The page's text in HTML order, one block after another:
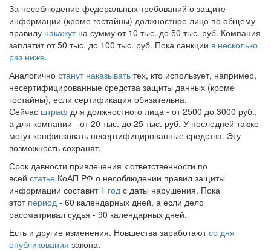
За несоблюдение федеральных требований о защите
информации (кроме гостайны) должностное лицо по общему
правилу накажутна сумму от 10 тыс. до 50 тыс. руб. Компания
заплатит от 50 тыс. до 100 тыс. руб. Пока санкции в несколько
раз ниже.
Аналогично станут наказывать тех, кто использует, например,
несертифицированные средства защиты данных (кроме
гостайны), если сертификация обязательна.
Сейчас штраф для должностного лица - от 2500 до 3000 руб.,
а для компании - от 20 тыс. до 25 тыс. руб. У последней также
могут конфисковать несертифицированные средства. Эту
возможность сохранят.
Срок давности привлечения к ответственности по
всей статье КоАП РФ о несоблюдении правил защиты
информации составит 1 год с даты нарушения. Пока
этот период - 60 календарных дней, а если дело
рассматривал судья - 90 календарных дней.
Есть и другие изменения. Новшества заработаютсо дня
опубликования закона.